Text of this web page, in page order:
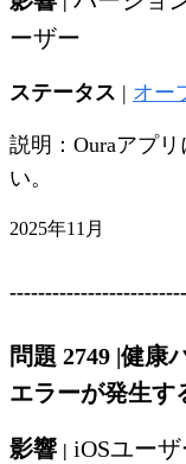
ーザー
ステータス | オー
説明：Ouraアプ
い。
2025年11月
問題 2749 |健康
エラーが発生す
影響 | iOSユーザ